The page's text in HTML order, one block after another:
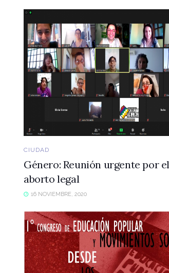
CIUDAD
Género: Reunión urgente por el
aborto legal
16 NOVIEMBRE, 2020